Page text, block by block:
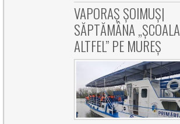
VAPORAȘ ȘOIMUȘ|
SĂPTĂMÂNA „ȘCOALA
ALTFEL” PE MUREȘ